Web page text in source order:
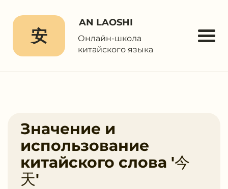
安
AN LAOSHI
Онлайн-школа
китайского языка
Значение и
использование
китайского слова '今
天'